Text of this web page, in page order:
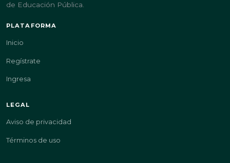
de Educación Pública.
PLATAFORMA
Inicio
Regístrate
Ingresa
LEGAL
Aviso de privacidad
Términos de uso